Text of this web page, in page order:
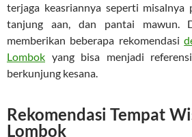
terjaga keasriannya seperti misalnya
tanjung aan, dan pantai mawun.
memberikan beberapa rekomendasi
Lombok yang bisa menjadi
berkunjung kesana.
Rekomendasi Tempat
Lombok